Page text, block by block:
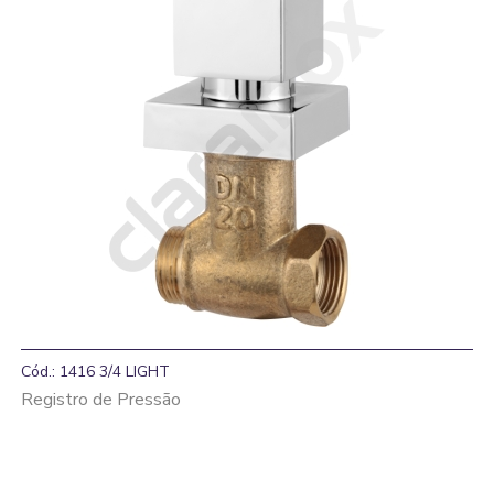
Cód.: 1416 3/4 LIGHT
Registro de Pressão